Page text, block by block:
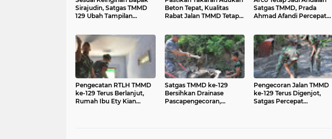
Sirajudin, Satgas TMMD
129 Ubah Tampilan
Beton Tepat, Kualitas
Rabat Jalan TMMD Tetap
Satgas TMMD, Prada
Ahmad Afandi Percepat
Pengecatan RTLH TMMD
ke-129 Terus Berlanjut,
Rumah Ibu Ety Kian
Satgas TMMD ke-129
Bersihkan Drainase
Pascapengecoran,
Pengecoran Jalan TMMD
ke-129 Terus Digenjot,
Satgas Percepat